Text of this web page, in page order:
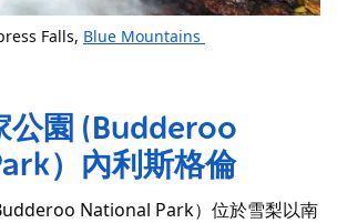
Falls, Blue Mountains
公園 (Budderoo
）
內利斯格倫
National Park）位於雪梨以南